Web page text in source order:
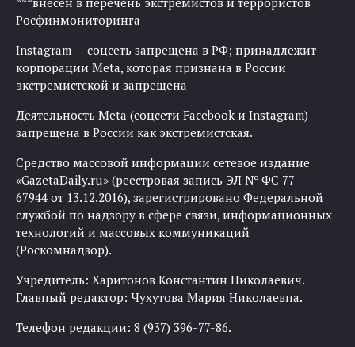
Росфинмониторинга
Instagram — соцсеть запрещена в РФ; принадлежит
корпорации Meta, которая признана в России
экстремистской и запрещена
Деятельность Meta (соцсети Facebook и Instagram)
запрещена в России как экстремистская.
Средство массовой информации сетевое издание
«GazetaDaily.ru» (реестровая запись ЭЛ № ФС 77 —
67944 от 13.12.2016), зарегистрировано Федеральной
службой по надзору в сфере связи, информационных
технологий и массовых коммуникаций
(Роскомнадзор).
Учредитель: Харитонов Константин Николаевич.
Главный редактор: Чухутова Мария Николаевна.
Телефон редакции: 8 (937) 396-77-86.